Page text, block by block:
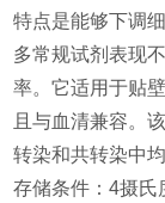
特点是能够下调
多常规试剂表现
率。它适用于贴
且与血清兼容。
转染和共转染中
存储条件：4摄氏